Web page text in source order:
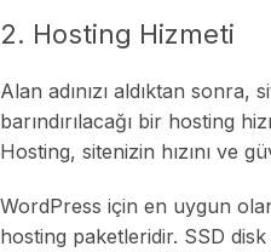
2. Hosting Hizmeti
Alan adınızı aldıktan sonra,
barındırılacağı bir hosting
Hosting, sitenizin hızını ve
WordPress için en uygun
hosting paketleridir. SSD